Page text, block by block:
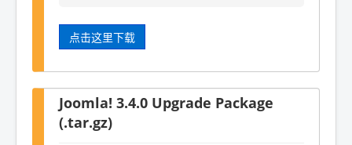
点击这里下载
Joomla! 3.4.0 Upgrade Package
(.tar.gz)